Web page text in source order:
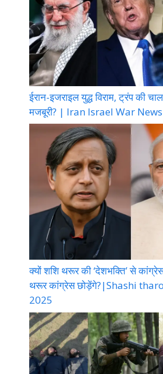
ईरान-इजराइल युद्ध विराम, ट्रंप की
मजबूरी? | Iran Israel War
क्यों शशि थरूर की ‘देशभक्ति’ से
थरूर कांग्रेस छोड़ेंगे?|Shashi
2025